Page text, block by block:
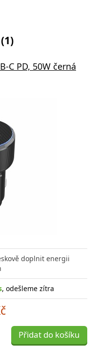
C PD, 50W černá
doplnit energii
, odešleme zítra
Přidat do košíku